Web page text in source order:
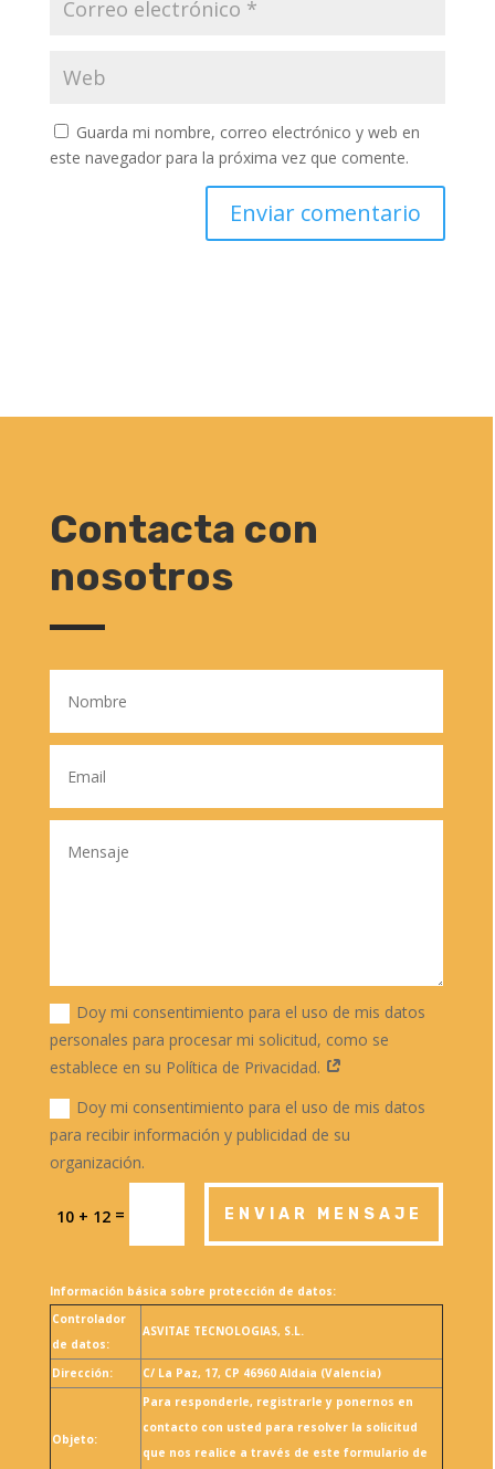
Guarda mi nombre, correo electrónico y web en
este navegador para la próxima vez que comente.
Contacta con
nosotros
Doy mi consentimiento para el uso de mis datos
personales para procesar mi solicitud, como se
establece en su Política de Privacidad.
Doy mi consentimiento para el uso de mis datos
para recibir información y publicidad de su
organización.
10 + 12 = ENVIAR MENSAJE
Información básica sobre protección de datos:
Controlador
de datos:
ASVITAE TECNOLOGIAS, S.L.
Dirección: C/ La Paz, 17, CP 46960 Aldaia (Valencia)
Objeto:
Para responderle, registrarle y ponernos en
contacto con usted para resolver la solicitud
que nos realice a través de este formulario de